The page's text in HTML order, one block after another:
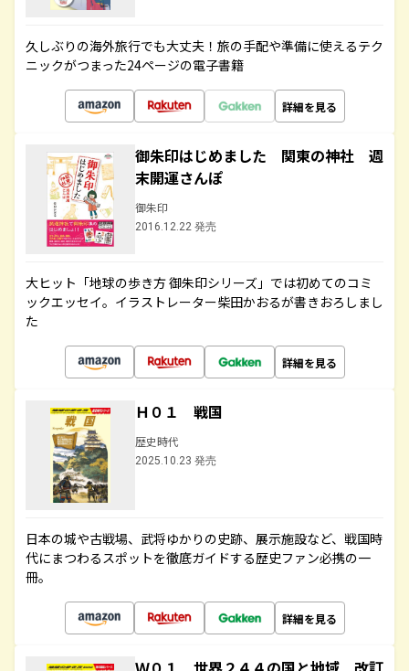
久しぶりの海外旅行でも大丈夫！旅の手配や準備に使えるテク
ニックがつまった24ページの電子書籍
詳細を見る
御朱印はじめました 関東の神社 週
末開運さんぽ
御朱印
2016.12.22 発売
大ヒット「地球の歩き方 御朱印シリーズ」では初めてのコミ
ックエッセイ。イラストレーター柴田かおるが書きおろしまし
た
詳細を見る
Ｈ０１ 戦国
歴史時代
2025.10.23 発売
日本の城や古戦場、武将ゆかりの史跡、展示施設など、戦国時
代にまつわるスポットを徹底ガイドする歴史ファン必携の一
冊。
詳細を見る